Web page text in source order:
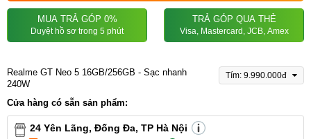
MUA TRẢ GÓP 0%
Duyệt hồ sơ trong 5 phút
TRẢ GÓP QUA THẺ
Visa, Mastercard, JCB, Amex
Realme GT Neo 5 16GB/256GB - Sạc nhanh
240W
Tím: 9.990.000đ
Cửa hàng có sẵn sản phẩm:
24 Yên Lãng, Đống Đa, TP Hà Nội